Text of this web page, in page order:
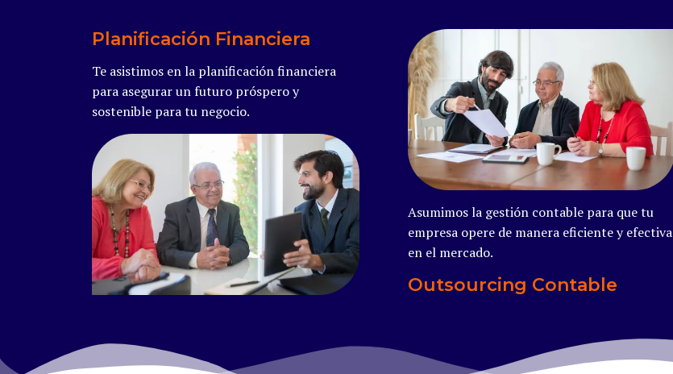
Planificación Financiera
Te asistimos en la planificación financiera
para asegurar un futuro próspero y
sostenible para tu negocio.
Read more
Read more
Asumimos la gestión contable para que tu
empresa opere de manera eficiente y efectiva
en el mercado.
Outsourcing Contable